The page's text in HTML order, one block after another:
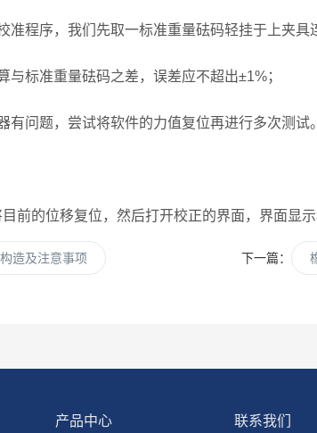
程序，我们先取一标准重量砝码轻挂于上夹具
标准重量砝码之差，误差应不超出±1%；
问题，尝试将软件的力值复位再进行多次测试。
的位移复位，然后打开校正的界面，界面显示
造及注意事项 下一篇：
产品中心 联系我们